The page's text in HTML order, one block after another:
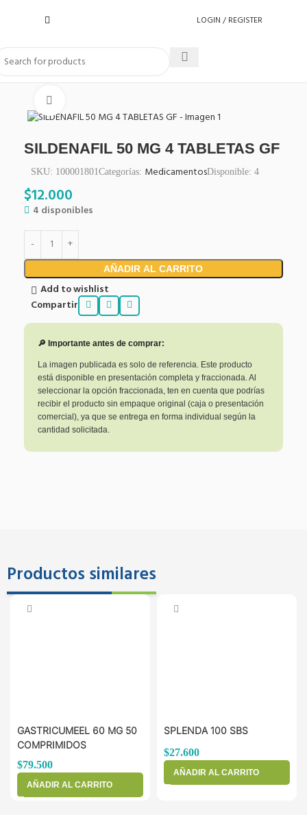
LOGIN / REGISTER
SILDENAFIL 50 MG 4 TABLETAS GF
SKU: 100001801Categorías: MedicamentosDisponible: 4
$12.000
4 disponibles
AÑADIR AL CARRITO
Add to wishlist
Compartir
🔎 Importante antes de comprar:
La imagen publicada es solo de referencia. Este producto
está disponible en presentación completa y fraccionada. Al
seleccionar la opción fraccionada, ten en cuenta que podrías
recibir el producto sin empaque original (caja o presentación
comercial), ya que se entrega en forma individual según la
cantidad solicitada.
Productos similares
GASTRICUMEEL 60 MG 50
COMPRIMIDOS
$79.500
AÑADIR AL CARRITO
SPLENDA 100 SBS
$27.600
AÑADIR AL CARRITO